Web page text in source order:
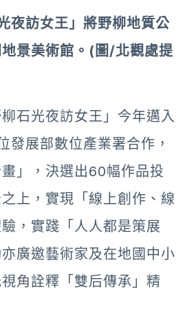
訪女王」將野柳地質公
景美術館。(圖/北觀處提
石光夜訪女王」今年邁入
發展部數位產業署合作，
」，決選出60幅作品投
上，實現「線上創作、線
，實踐「人人都是策展
廣邀藝術家及在地國中小
角詮釋「雙后傳承」精